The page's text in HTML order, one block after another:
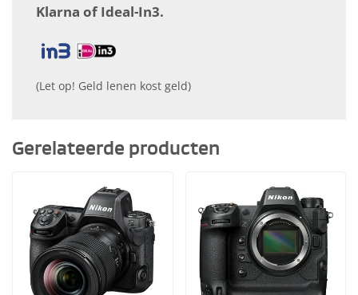
Klarna of Ideal-In3.
(Let op! Geld lenen kost geld)
Gerelateerde producten